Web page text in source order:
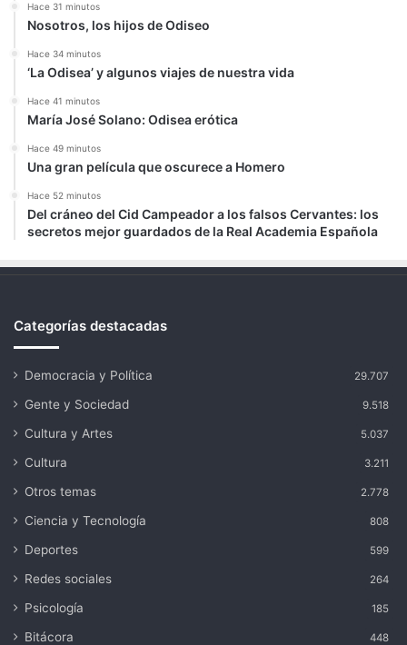
Hace 31 minutos
Nosotros, los hijos de Odiseo
Hace 34 minutos
‘La Odisea’ y algunos viajes de nuestra vida
Hace 41 minutos
María José Solano: Odisea erótica
Hace 49 minutos
Una gran película que oscurece a Homero
Hace 52 minutos
Del cráneo del Cid Campeador a los falsos Cervantes: los
secretos mejor guardados de la Real Academia Española
Categorías destacadas
Democracia y Política 29.707
Gente y Sociedad 9.518
Cultura y Artes 5.037
Cultura 3.211
Otros temas 2.778
Ciencia y Tecnología 808
Deportes 599
Redes sociales 264
Psicología 185
Bitácora 448